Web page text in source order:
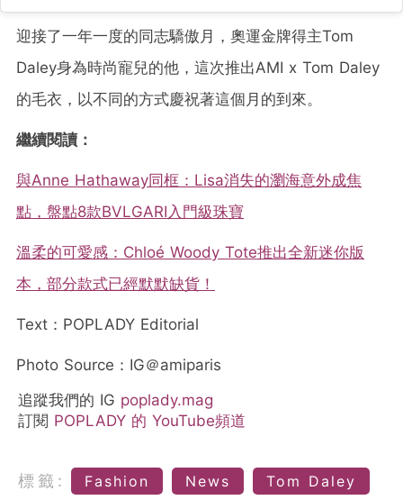
迎接了一年一度的同志驕傲月，奧運金牌得主Tom
Daley身為時尚寵兒的他，這次推出AMI x Tom Daley
的毛衣，以不同的方式慶祝著這個月的到來。
繼續閱讀：
與Anne Hathaway同框：Lisa消失的瀏海意外成焦
點，盤點8款BVLGARI入門級珠寶
溫柔的可愛感：Chloé Woody Tote推出全新迷你版
本，部分款式已經默默缺貨！
Text：POPLADY Editorial
Photo Source：IG＠amiparis
追蹤我們的 IG poplady.mag
訂閱 POPLADY 的 YouTube頻道
標籤: Fashion News
Tom Daley